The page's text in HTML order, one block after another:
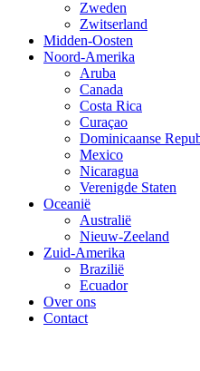
Zweden
Zwitserland
Midden-Oosten
Noord-Amerika
Aruba
Canada
Costa Rica
Curaçao
Dominicaanse
Mexico
Nicaragua
Verenigde Staten
Oceanië
Australië
Nieuw-Zeeland
Zuid-Amerika
Brazilië
Ecuador
Over ons
Contact